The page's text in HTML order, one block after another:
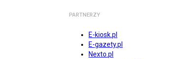
PARTNERZY
E-kiosk.pl
E-gazety.pl
Nexto.pl